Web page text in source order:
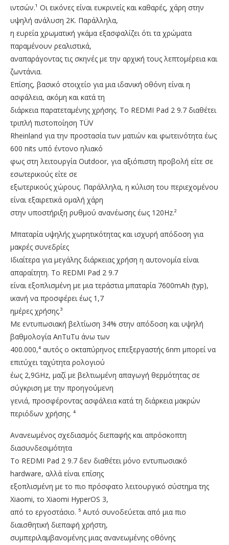
ιντσών.¹ Οι εικόνες είναι ευκρινείς και καθαρές, χάρη στην
υψηλή ανάλυση 2K. Παράλληλα,
η ευρεία χρωματική γκάμα εξασφαλίζει ότι τα χρώματα
παραμένουν ρεαλιστικά,
αναπαράγοντας τις σκηνές με την αρχική τους λεπτομέρεια και
ζωντάνια.
Επίσης, βασικό στοιχείο για μια ιδανική οθόνη είναι η
ασφάλεια, ακόμη και κατά τη
διάρκεια παρατεταμένης χρήσης. Το REDMI Pad 2 9.7 διαθέτει
τριπλή πιστοποίηση TÜV
Rheinland για την προστασία των ματιών και φωτεινότητα έως
600 nits υπό έντονο ηλιακό
φως στη λειτουργία Outdoor, για αξιόπιστη προβολή είτε σε
εσωτερικούς είτε σε
εξωτερικούς χώρους. Παράλληλα, η κύλιση του περιεχομένου
είναι εξαιρετικά ομαλή χάρη
στην υποστήριξη ρυθμού ανανέωσης έως 120Hz.²
Μπαταρία υψηλής χωρητικότητας και ισχυρή απόδοση για
μακρές συνεδρίες
Ιδιαίτερα για μεγάλης διάρκειας χρήση η αυτονομία είναι
απαραίτητη. Το REDMI Pad 2 9.7
είναι εξοπλισμένη με μια τεράστια μπαταρία 7600mAh (typ),
ικανή να προσφέρει έως 1,7
ημέρες χρήσης.³
Με εντυπωσιακή βελτίωση 34% στην απόδοση και υψηλή
βαθμολογία AnTuTu άνω των
400.000,⁴ αυτός ο οκταπύρηνος επεξεργαστής 6nm μπορεί να
επιτύχει ταχύτητα ρολογιού
έως 2,9GHz, μαζί με βελτιωμένη απαγωγή θερμότητας σε
σύγκριση με την προηγούμενη
γενιά, προσφέροντας ασφάλεια κατά τη διάρκεια μακρών
περιόδων χρήσης. ⁴
Ανανεωμένος σχεδιασμός διεπαφής και απρόσκοπτη
διασυνδεσιμότητα
Το REDMI Pad 2 9.7 δεν διαθέτει μόνο εντυπωσιακό
hardware, αλλά είναι επίσης
εξοπλισμένη με το πιο πρόσφατο λειτουργικό σύστημα της
Xiaomi, το Xiaomi HyperOS 3,
από το εργοστάσιο. ⁵ Αυτό συνοδεύεται από μια πιο
διαισθητική διεπαφή χρήστη,
συμπεριλαμβανομένης μιας ανανεωμένης οθόνης